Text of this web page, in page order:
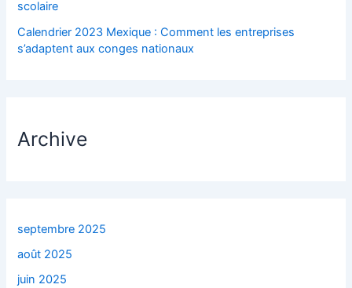
scolaire
Calendrier 2023 Mexique : Comment les entreprises
s’adaptent aux conges nationaux
Archive
septembre 2025
août 2025
juin 2025